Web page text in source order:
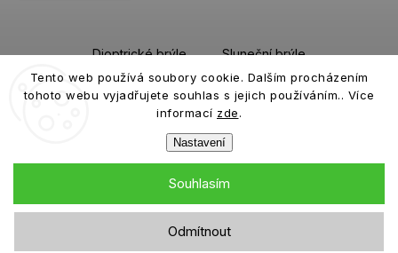
Tento web používá soubory cookie. Dalším procházením
tohoto webu vyjadřujete souhlas s jejich používáním.. Více
informací zde.
Nastavení
Odmítnout
Souhlasím
Dioptrické brýle
Sluneční brýle
Sportovní brýle
Kontaktní čočky
Roztoky a oční kapky
Copyright 2026eiffeloptic.cz. Všechna práva vyhrazena.